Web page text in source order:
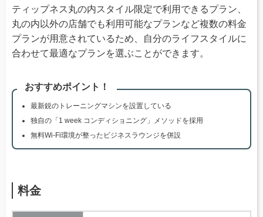
ティップネス丸の内スタイル限定で利用できるプラン、
丸の内以外の店舗でも利用可能なプランなど複数の料金
プランが用意されているため、自分のライフスタイルに
合わせて最適なプランを選ぶことができます。
おすすめポイント！
最新鋭のトレーニングマシンを設置している
独自の「1 week コンディショニング」メソッドを採用
無料Wi-Fi環境が整ったビジネスラウンジを併設
料金